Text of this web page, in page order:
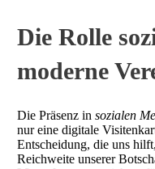
Die Rolle
moderne
Die Präsenz in sozialen
nur eine digitale
Entscheidung, die uns
Reichweite unserer